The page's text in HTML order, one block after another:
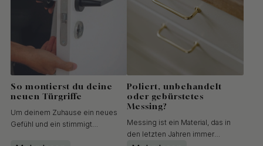
das sowohl persönlich al...
So montierst du deine
neuen Türgriffe
Um deinem Zuhause ein neues
Gefühl und ein stimmigt
Poliert, unbehandelt
oder gebürstetes
Messing?
Messing ist ein Material, das in
den letzten Jahren immer